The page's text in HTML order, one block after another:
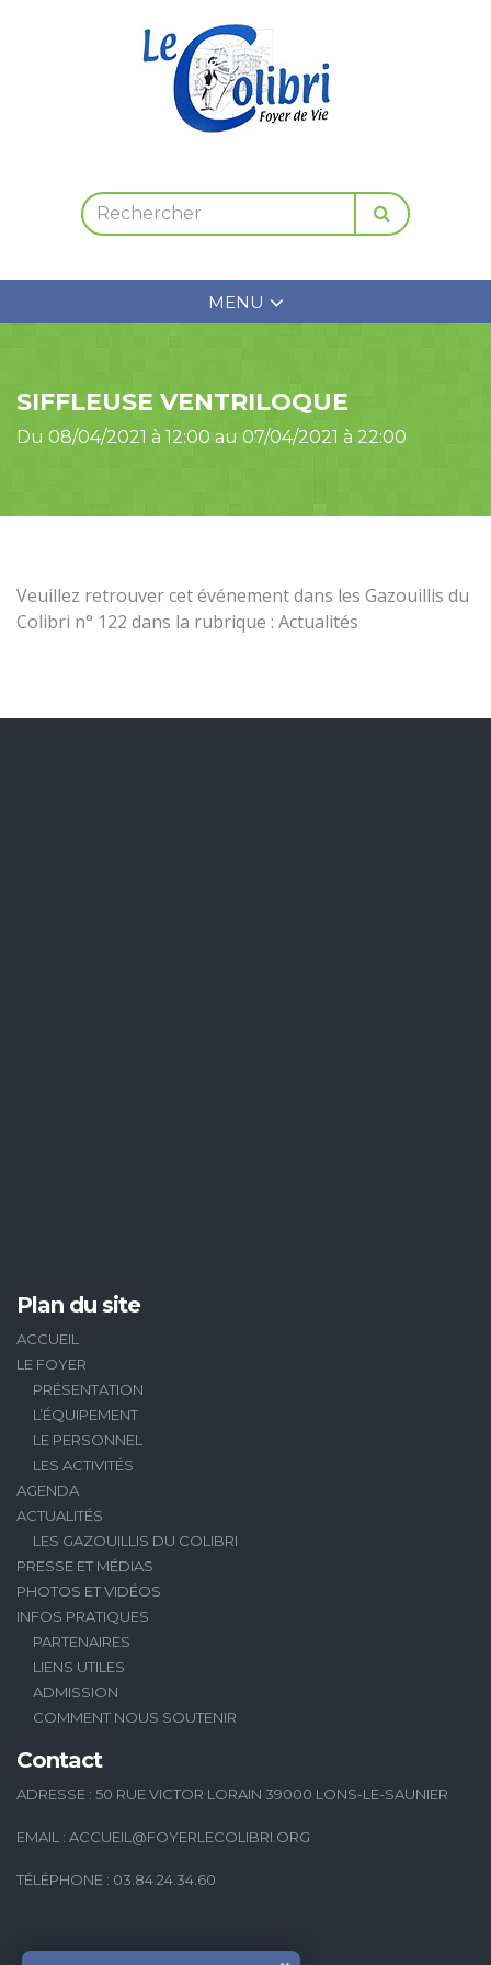
MENU
SIFFLEUSE VENTRILOQUE
Du 08/04/2021 à 12:00 au 07/04/2021 à 22:00
Veuillez retrouver cet événement dans les Gazouillis du
Colibri n° 122 dans la rubrique : Actualités
Plan du site
ACCUEIL
LE FOYER
PRÉSENTATION
L’ÉQUIPEMENT
LE PERSONNEL
LES ACTIVITÉS
AGENDA
ACTUALITÉS
LES GAZOUILLIS DU COLIBRI
PRESSE ET MÉDIAS
PHOTOS ET VIDÉOS
INFOS PRATIQUES
PARTENAIRES
LIENS UTILES
ADMISSION
COMMENT NOUS SOUTENIR
Contact
ADRESSE : 50 RUE VICTOR LORAIN 39000 LONS-LE-SAUNIER
EMAIL : ACCUEIL@FOYERLECOLIBRI.ORG
TÉLÉPHONE : 03.84.24.34.60